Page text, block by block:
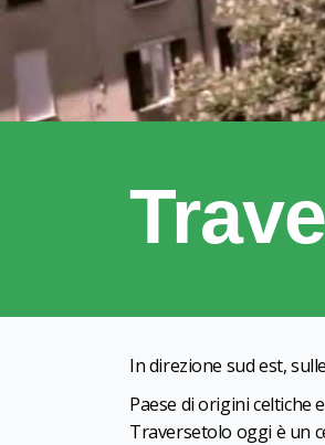
In direzione sud est,
Paese di origini celtiche
Traversetolo oggi è un